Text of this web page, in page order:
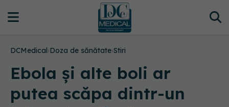
DCMedical›Doza de sănătate›Stiri
Ebola și alte boli ar
putea scăpa dintr-un